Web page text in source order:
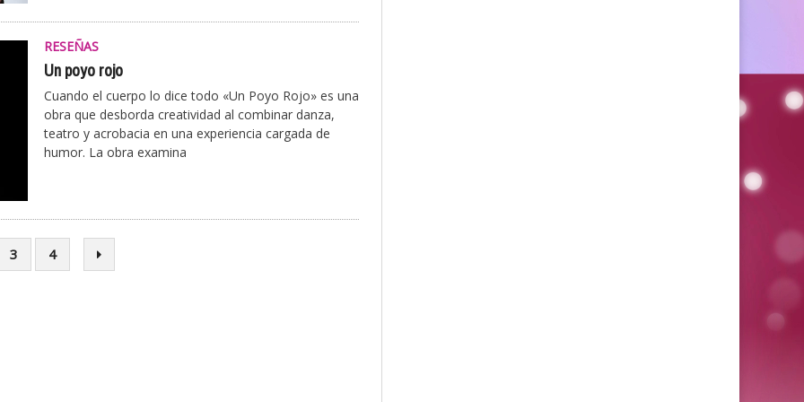
RESEÑAS
Un poyo rojo
Cuando el cuerpo lo dice todo «Un Poyo Rojo» es una
obra que desborda creatividad al combinar danza,
teatro y acrobacia en una experiencia cargada de
humor. La obra examina
3 4